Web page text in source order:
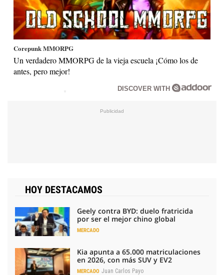
Corepunk MMORPG
Un verdadero MMORPG de la vieja escuela ¡Cómo los de
antes, pero mejor!
DISCOVER WITH
HOY DESTACAMOS
Geely contra BYD: duelo fratricida
por ser el mejor chino global
MERCADO
Kia apunta a 65.000 matriculaciones
en 2026, con más SUV y EV2
MERCADO Juan Carlos Payo